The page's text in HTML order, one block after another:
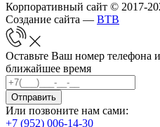
Корпоративный сайт © 2017-
Создание сайта — BTB
Оставьте Ваш номер телефона
ближайшее время
Отправить
Или позвоните нам сами:
+7 (952) 006-14-30